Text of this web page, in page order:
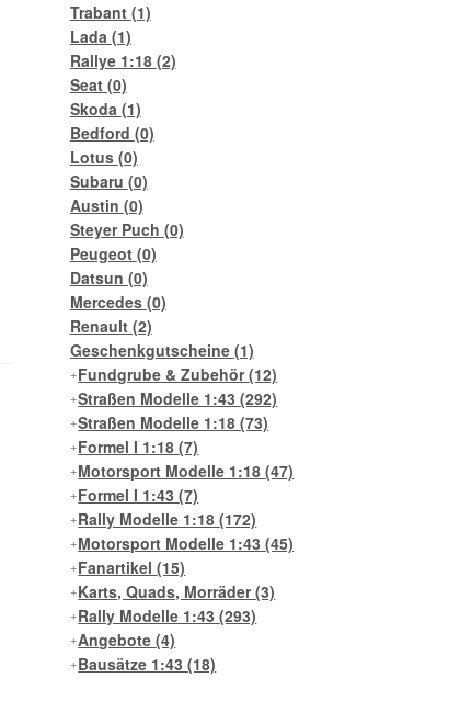
Trabant (1)
Lada (1)
Rallye 1:18 (2)
Seat (0)
Skoda (1)
Bedford (0)
Lotus (0)
Subaru (0)
Austin (0)
Steyer Puch (0)
Peugeot (0)
Datsun (0)
Mercedes (0)
Renault (2)
Geschenkgutscheine (1)
Fundgrube & Zubehör(12)
Straßen Modelle 1:43(292)
Straßen Modelle 1:18(73)
Formel I 1:18(7)
Motorsport Modelle 1:18(47)
Formel I 1:43(7)
Rally Modelle 1:18(172)
Motorsport Modelle 1:43(45)
Fanartikel(15)
Karts, Quads, Morräder(3)
Rally Modelle 1:43(293)
Angebote(4)
Bausätze 1:43(18)